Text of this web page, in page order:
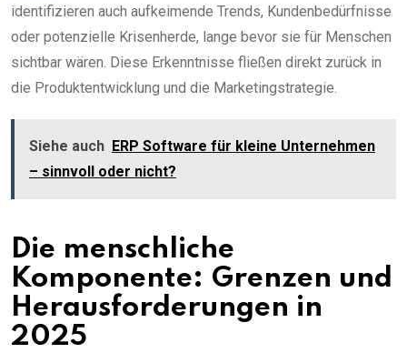
identifizieren auch aufkeimende Trends, Kundenbedürfnisse
oder potenzielle Krisenherde, lange bevor sie für Menschen
sichtbar wären. Diese Erkenntnisse fließen direkt zurück in
die Produktentwicklung und die Marketingstrategie.
Siehe auch ERP Software für kleine Unternehmen
– sinnvoll oder nicht?
Die menschliche
Komponente: Grenzen und
Herausforderungen in
2025